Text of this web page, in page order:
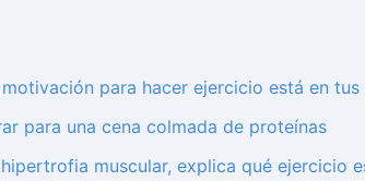
para hacer ejercicio está en
para una cena colmada de proteínas
muscular, explica qué ejercicio